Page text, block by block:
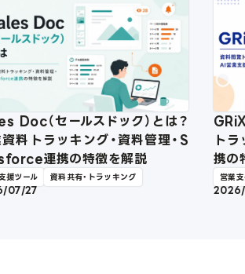
Doc（セールスドック）とは？
料トラッキング・資料管理・S
連携の特徴を解説
援ツール 資料共有・トラッキング
07/27
ト
携の
営業